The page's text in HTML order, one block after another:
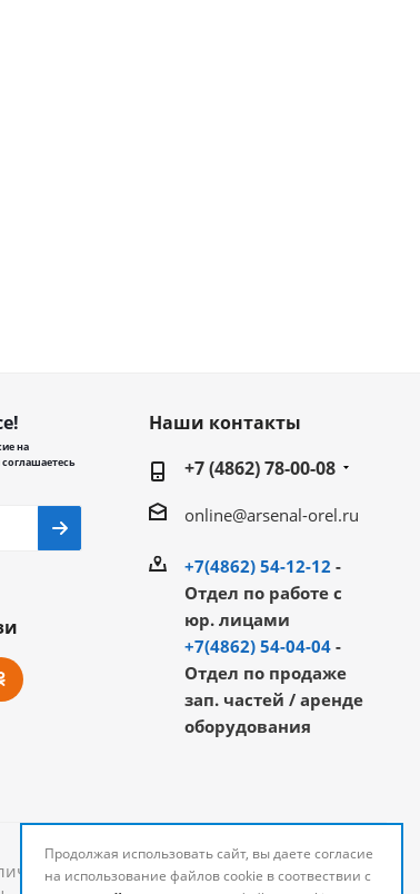
на
Наши контакты
+7 (4862) 78-00-08
online@arsenal-orel.ru
+7(4862) 54-12-12 -
Отдел по работе с
юр. лицами
+7(4862) 54-04-04-
Отдел по продаже
зап. частей / аренде
оборудования
офертой и могут быть изменены.
Продолжая использовать сайт, вы даете согласие
на использование файлов cookie в соотвествии с